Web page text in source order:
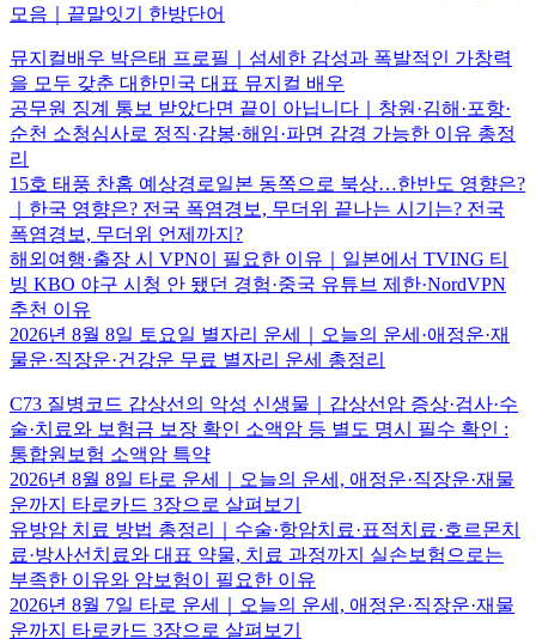
모음｜끝말잇기 한방단어
뮤지컬배우 박은태 프로필｜섬세한 감성과 폭발적인 가창력
을 모두 갖춘 대한민국 대표 뮤지컬 배우
공무원 징계 통보 받았다면 끝이 아닙니다｜창원·김해·포항·
순천 소청심사로 정직·감봉·해임·파면 감경 가능한 이유 총정
리
15호 태풍 찬홈 예상경로일본 동쪽으로 북상…한반도 영향은?
｜한국 영향은? 전국 폭염경보, 무더위 끝나는 시기는? 전국
폭염경보, 무더위 언제까지?
해외여행·출장 시 VPN이 필요한 이유｜일본에서 TVING 티
빙 KBO 야구 시청 안 됐던 경험·중국 유튜브 제한·NordVPN
추천 이유
2026년 8월 8일 토요일 별자리 운세｜오늘의 운세·애정운·재
물운·직장운·건강운 무료 별자리 운세 총정리
C73 질병코드 갑상선의 악성 신생물｜갑상선암 증상·검사·수
술·치료와 보험금 보장 확인 소액암 등 별도 명시 필수 확인 :
통합원보험 소액암 특약
2026년 8월 8일 타로 운세｜오늘의 운세, 애정운·직장운·재물
운까지 타로카드 3장으로 살펴보기
유방암 치료 방법 총정리｜수술·항암치료·표적치료·호르몬치
료·방사선치료와 대표 약물, 치료 과정까지 실손보험으로는
부족한 이유와 암보험이 필요한 이유
2026년 8월 7일 타로 운세｜오늘의 운세, 애정운·직장운·재물
운까지 타로카드 3장으로 살펴보기